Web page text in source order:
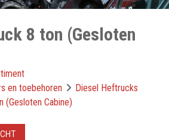
8 ton (Gesloten
en toebehoren
Diesel Heftrucks
(Gesloten Cabine)